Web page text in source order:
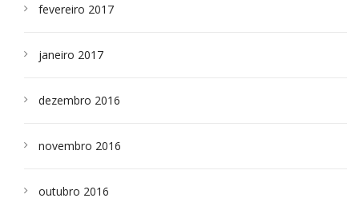
fevereiro 2017
janeiro 2017
dezembro 2016
novembro 2016
outubro 2016